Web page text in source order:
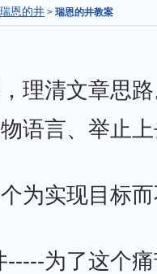
瑞恩的井 >瑞恩的井教案
理清文章思
语言、举止
为实现目标
-----为了这个